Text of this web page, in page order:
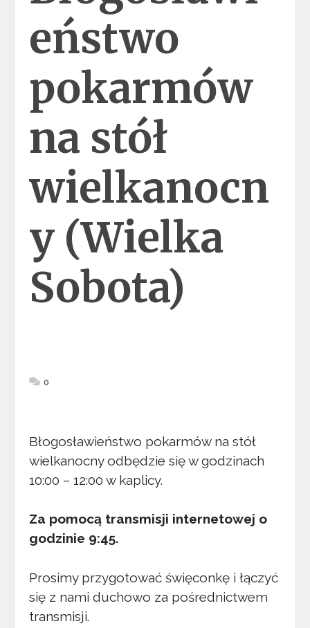
eństwo
pokarmów
na stół
wielkanocn
y (Wielka
Sobota)
0
Błogosławieństwo pokarmów na stół
wielkanocny odbędzie się w godzinach
10:00 – 12:00 w kaplicy.
Za pomocą transmisji internetowej o
godzinie 9:45.
Prosimy przygotować święconkę i łączyć
się z nami duchowo za pośrednictwem
transmisji.